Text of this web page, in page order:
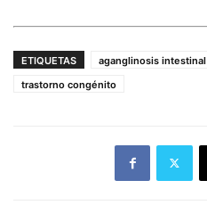
ETIQUETAS aganglinosis intestinal
trastorno congénito